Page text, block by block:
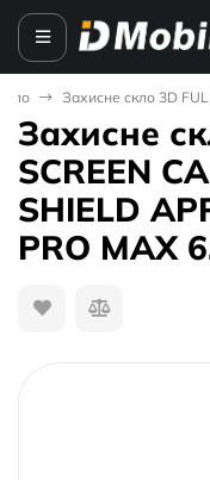
Захисне скло 3D
Захисне
SCREEN
SHIELD
PRO MAX